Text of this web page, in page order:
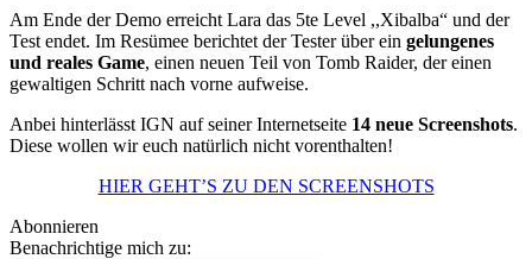
Am Ende der Demo erreicht Lara das 5te Level ,,Xibalba“ und der
Test endet. Im Resümee berichtet der Tester über ein gelungenes
und reales Game, einen neuen Teil von Tomb Raider, der einen
gewaltigen Schritt nach vorne aufweise.
Anbei hinterlässt IGN auf seiner Internetseite 14 neue Screenshots.
Diese wollen wir euch natürlich nicht vorenthalten!
HIER GEHT’S ZU DEN SCREENSHOTS
Abonnieren
Benachrichtige mich zu: